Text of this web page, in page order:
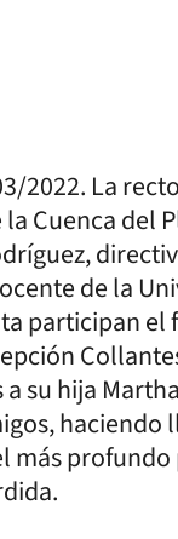
2022. La
Cuenca del
de la
participan
su hija
haciendo
más profundo